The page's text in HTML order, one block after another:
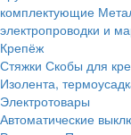
комплектующие
электропроводки и
Крепёж
Стяжки Скобы для
Изолента,
Электротовары
Автоматические